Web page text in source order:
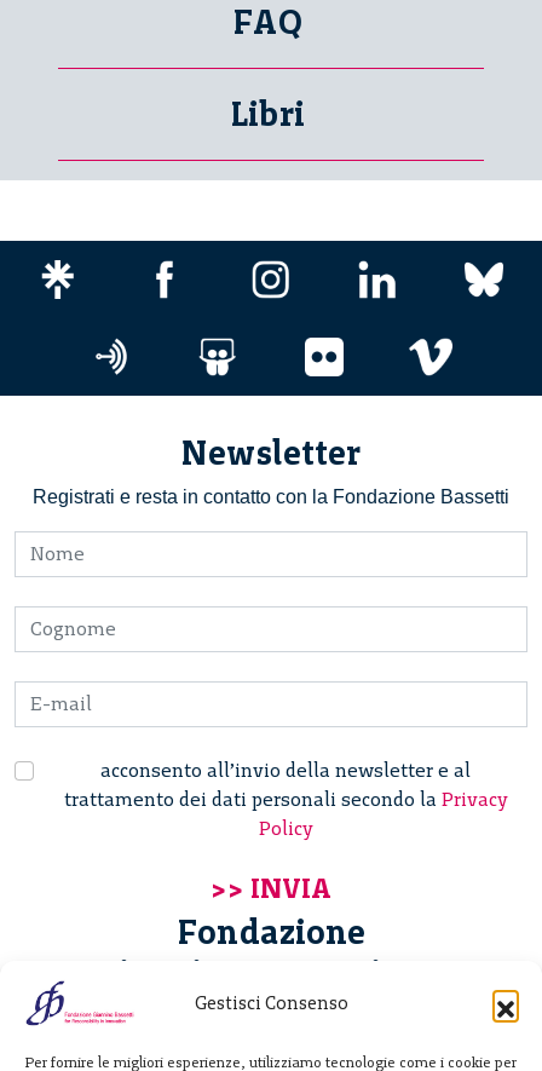
Gestisci Consenso
Per fornire le migliori esperienze, utilizziamo tecnologie come i cookie per
FAQ
Libri
Newsletter
Registrati e resta in contatto con la Fondazione Bassetti
acconsento all’invio della newsletter e al
trattamento dei dati personali secondo la Privacy
Policy
Fondazione
Giannino Bassetti ETS